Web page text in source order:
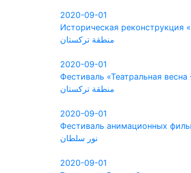
2020-09-01
Историческая реконструкция
منطقة تركستان
2020-09-01
Фестиваль «Театральная
منطقة تركستان
2020-09-01
Фестиваль анимационных
نور سلطان
2020-09-01